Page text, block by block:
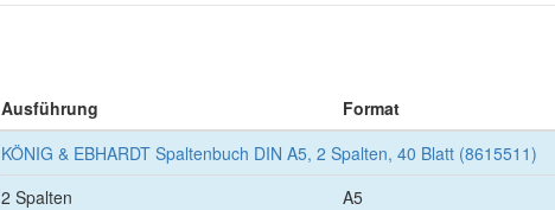
Ausführung Format
KÖNIG & EBHARDT Spaltenbuch DIN A5, 2 Spalten, 40 Blatt (8615511)
2 Spalten
A5